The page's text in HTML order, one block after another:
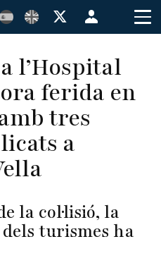
Menú
de
cuenta
de
usuario
l’Hospital
ferida en
tres
a
la col·lisió, la
turismes ha